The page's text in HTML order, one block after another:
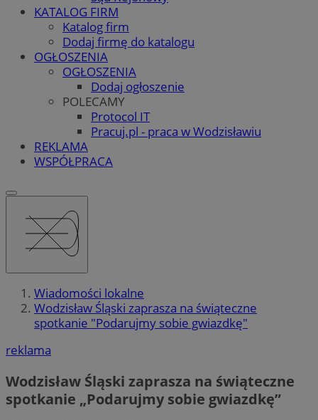
KATALOG FIRM
Katalog firm
Dodaj firmę do katalogu
OGŁOSZENIA
OGŁOSZENIA
Dodaj ogłoszenie
POLECAMY
Protocol IT
Pracuj.pl - praca w Wodzisławiu
REKLAMA
WSPÓŁPRACA
Wiadomości lokalne
Wodzisław Śląski zaprasza na świąteczne
spotkanie "Podarujmy sobie gwiazdkę"
reklama
Wodzisław Śląski zaprasza na świąteczne
spotkanie „Podarujmy sobie gwiazdkę”